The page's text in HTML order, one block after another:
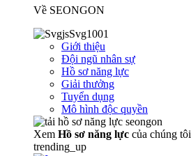
Về SEONGON
Giới thiệu
Đội ngũ nhân sự
Hồ sơ năng lực
Giải thưởng
Tuyển dụng
Mô hình độc quyền
Xem Hồ sơ năng lực của chúng tôi
trending_up